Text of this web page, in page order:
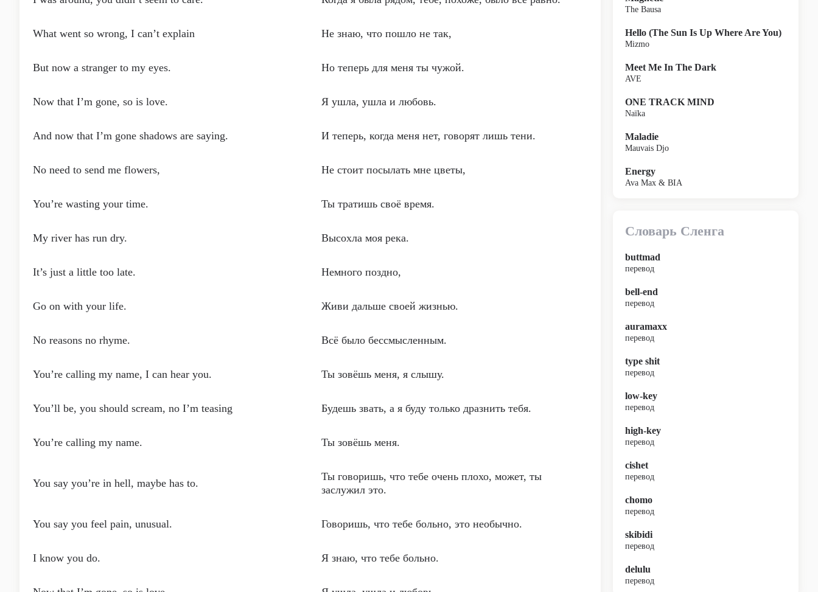
What went so wrong, I can’t explain Не знаю, что пошло не так,
But now a stranger to my eyes. Но теперь для меня ты чужой.
Now that I’m gone, so is love. Я ушла, ушла и любовь.
And now that I’m gone shadows are saying. И теперь, когда меня нет, говорят лишь тени.
No need to send me flowers, Не стоит посылать мне цветы,
You’re wasting your time. Ты тратишь своё время.
My river has run dry. Высохла моя река.
It’s just a little too late. Немного поздно,
Go on with your life. Живи дальше своей жизнью.
No reasons no rhyme. Всё было бессмысленным.
You’re calling my name, I can hear you. Ты зовёшь меня, я слышу.
You’ll be, you should scream, no I’m teasing Будешь звать, а я буду только дразнить тебя.
You’re calling my name. Ты зовёшь меня.
You say you’re in hell, maybe has to.
Ты говоришь, что тебе очень плохо, может, ты
заслужил это.
You say you feel pain, unusual. Говоришь, что тебе больно, это необычно.
I know you do. Я знаю, что тебе больно.
The Bausa
Hello (The Sun Is Up Where Are You)
Mizmo
Meet Me In The Dark
AVE
ONE TRACK MIND
Naïka
Maladie
Mauvais Djo
Energy
Ava Max & BIA
Словарь Сленга
buttmad
перевод
bell-end
перевод
auramaxx
перевод
type shit
перевод
low-key
перевод
high-key
перевод
cishet
перевод
chomo
перевод
skibidi
перевод
delulu
перевод